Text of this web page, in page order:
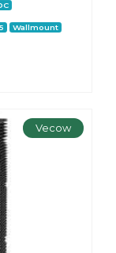
Wallmount
Vecow